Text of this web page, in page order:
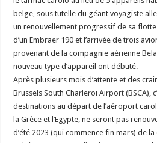
belge, sous tutelle du géant voyagiste
un renouvellement progressif de sa
d’un Embraer 190 et l’arrivée de trois
provenant de la compagnie aérienne
nouveau type d’appareil ont débuté.
Après plusieurs mois d’attente et des
Brussels South Charleroi Airport (BSCA),
destinations au départ de l’aéroport
la Grèce et l’Egypte, ne seront pas
d’été 2023 (qui commence fin mars) de